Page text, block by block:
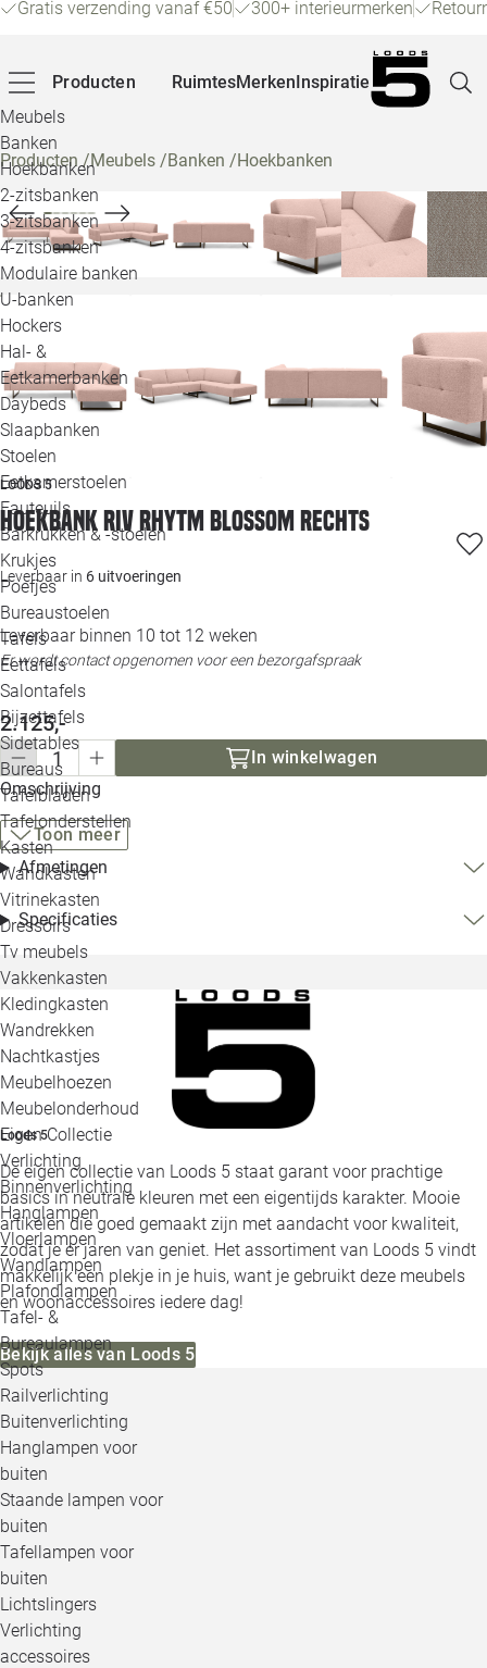
Gratis verzending vanaf €50 300+ interieurmerken
Producten
Meubels
Banken
Hoekbanken
2-zitsbanken
3-zitsbanken
4-zitsbanken
Modulaire banken
U-banken
Hockers
Hal- &
Eetkamerbanken
Daybeds
Slaapbanken
Stoelen
Eetkamerstoelen
Fauteuils
Barkrukken & -stoelen
Krukjes
Poefjes
Bureaustoelen
Tafels
Eettafels
Salontafels
Bijzettafels
Sidetables
Bureaus
Tafelbladen
Tafelonderstellen
Kasten
Wandkasten
Vitrinekasten
Dressoirs
Tv meubels
Vakkenkasten
Kledingkasten
Wandrekken
Nachtkastjes
Meubelhoezen
Meubelonderhoud
Eigen Collectie
Verlichting
Binnenverlichting
Hanglampen
Vloerlampen
Wandlampen
Plafondlampen
Tafel- &
Bureaulampen
Spots
Railverlichting
Buitenverlichting
Hanglampen voor
buiten
Staande lampen voor
buiten
Tafellampen voor
buiten
Lichtslingers
Verlichting
accessoires
RuimtesMerkenInspiratie
Producten/Meubels /Banken /Hoekbanken
LOODS 5
Hoekbank Riv rhytm blossom rechts
Leverbaar in 6 uitvoeringen
Leverbaar binnen 10 tot 12 weken
Er wordt contact opgenomen voor een bezorgafspraak
2.125,-
In winkelwagen
Omschrijving
Toon meer
Afmetingen
Specificaties
Loods 5
De eigen collectie van Loods 5 staat garant voor prachtige
basics in neutrale kleuren met een eigentijds karakter. Mooie
artikelen die goed gemaakt zijn met aandacht voor kwaliteit,
zodat je er jaren van geniet. Het assortiment van Loods 5 vindt
makkelijk een plekje in je huis, want je gebruikt deze meubels
en woonaccessoires iedere dag!
Bekijk alles van Loods 5